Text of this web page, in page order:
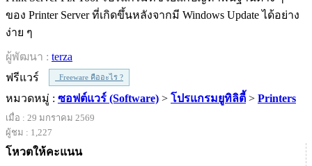
ของ Printer Server ที่เกิดขึ้นหลังจากมี Windows Update ได้อย่าง
ง่าย ๆ
ผู้พัฒนา : terza
ฟรีแวร์
Freeware คืออะไร ?
หมวดหมู่ : ซอฟต์แวร์ (Software) > โปรแกรมยูทิลิตี้ > Printers
เมื่อ : 29 มกราคม 2569
ผู้ชม : 1,227
โหวตให้คะแนน